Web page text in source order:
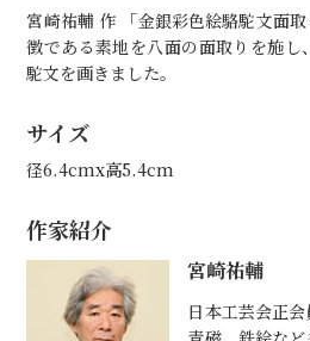
宮崎祐輔 作 「金銀彩色絵駱駝文面
徴である素地を八面の面取りを施
駝文を画きました。
サイズ
径6.4cmx高5.4cm
作家紹介
宮崎祐輔
日本工芸会正会